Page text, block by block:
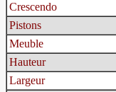
Crescendo
Pistons
Meuble
Hauteur
Largeur